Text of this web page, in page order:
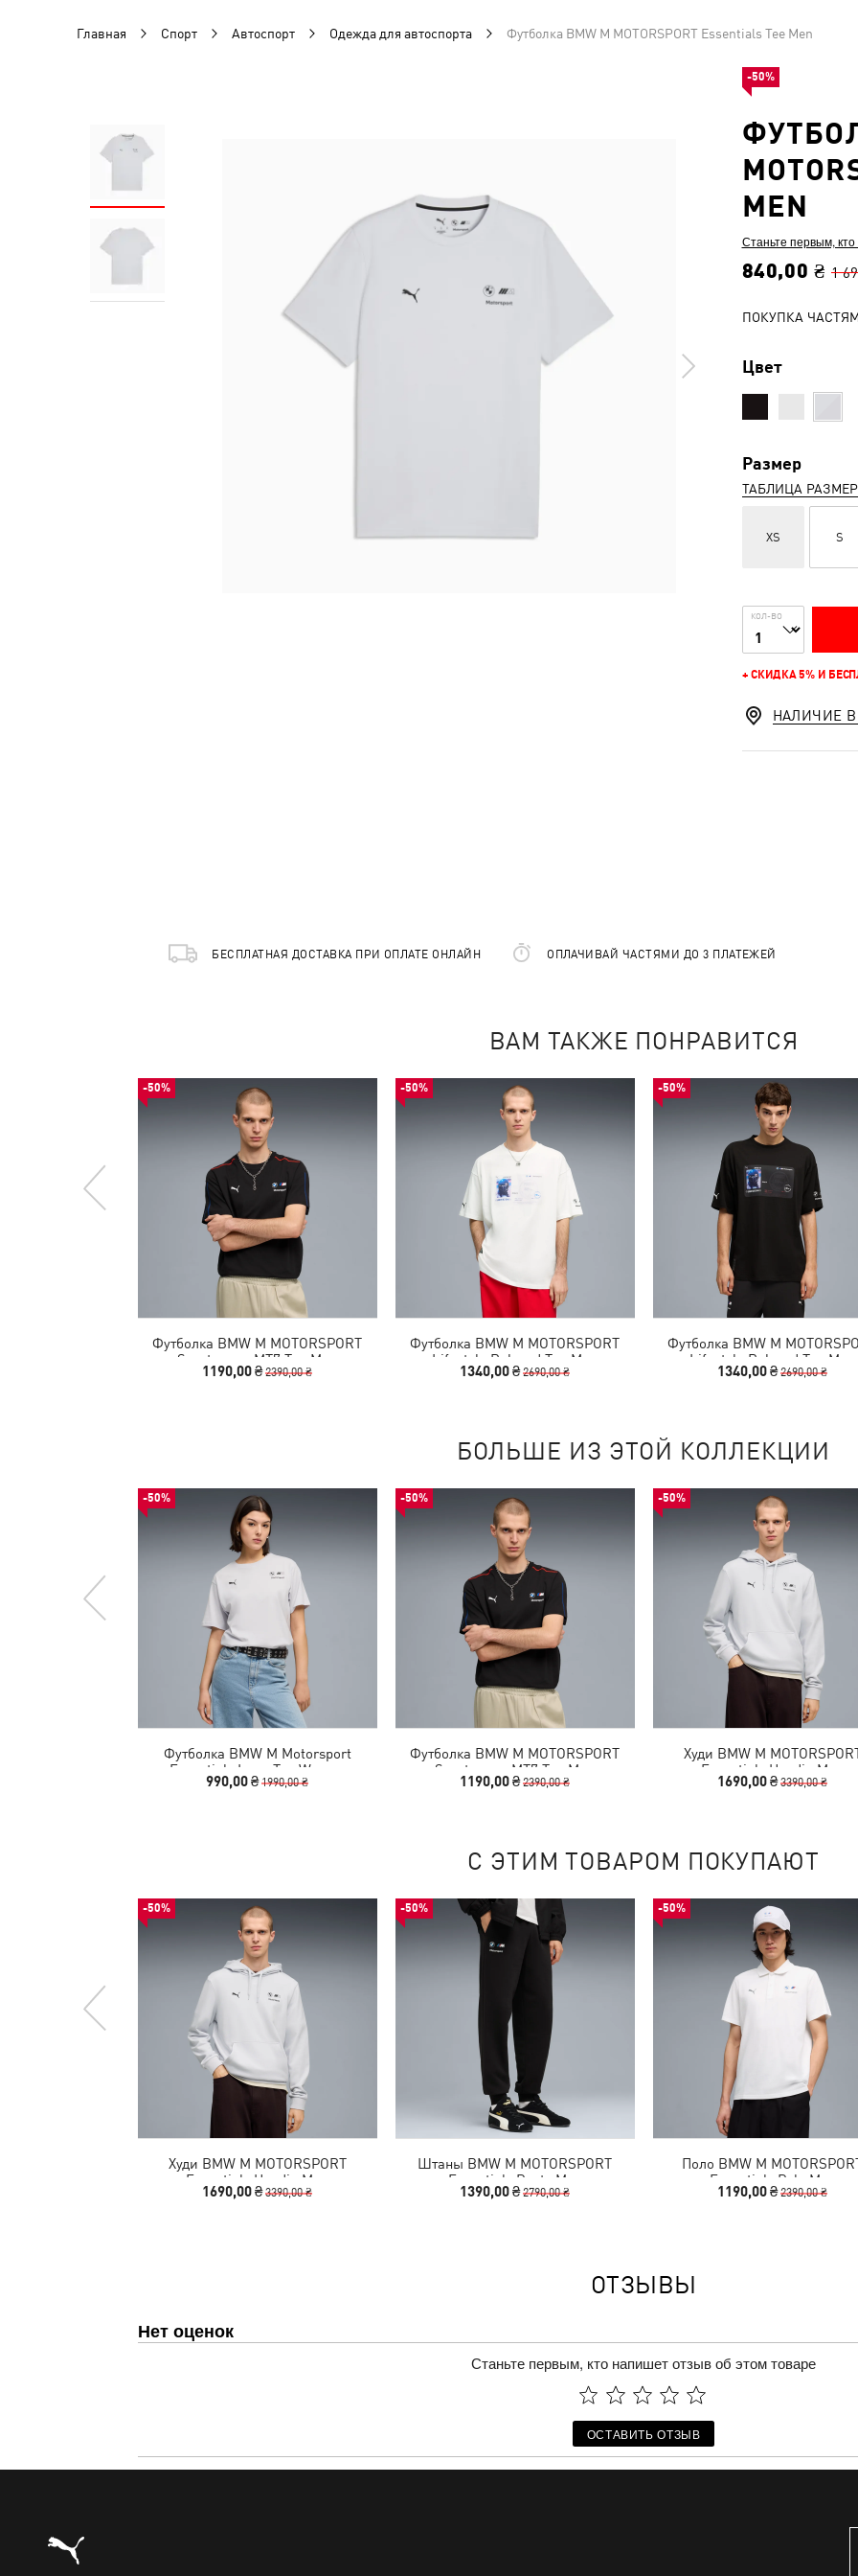
Главная Спорт Автоспорт Одежда для автоспорта Футболка BMW M MOTORSPORT Essentials Tee Men
MEN
Станьте первым,
840,00 ₴ 1
ПОКУПКА
Цвет
Размер
ТАБЛИЦА
XS S
КОЛ-ВО
+ СКИДКА 5% И
-50%
НАЛИЧИЕ
БЕСПЛАТНАЯ ДОСТАВКА ПРИ ОПЛАТЕ ОНЛАЙН ОПЛАЧИВАЙ ЧАСТЯМИ ДО 3 ПЛАТЕЖЕЙ
ВАМ ТАКЖЕ ПОНРАВИТСЯ
-50%
Футболка BMW M MOTORSPORT
Sportswear MT7 Tee Men
1190,00 ₴2390,00 ₴
-50%
Футболка BMW M MOTORSPORT
Lifestyle Relaxed Tee Men
1340,00 ₴2690,00 ₴
-50%
Футболка BMW M
Lifestyle Relaxed Tee Men
1340,00 ₴2690,00 ₴
БОЛЬШЕ ИЗ ЭТОЙ КОЛЛЕКЦИИ
-50%
Футболка BMW M Motorsport
Essentials Logo Tee Women
990,00 ₴1990,00 ₴
-50%
Футболка BMW M MOTORSPORT
Sportswear MT7 Tee Men
1190,00 ₴2390,00 ₴
-50%
Худи BMW M
Essentials Hoodie Men
1690,00 ₴3390,00 ₴
С ЭТИМ ТОВАРОМ ПОКУПАЮТ
-50%
Худи BMW M MOTORSPORT
Essentials Hoodie Men
1690,00 ₴3390,00 ₴
-50%
Штаны BMW M MOTORSPORT
Essentials Pants Men
1390,00 ₴2790,00 ₴
-50%
Поло BMW M
Essentials Polo Men
1190,00 ₴2390,00 ₴
ОТЗЫВЫ
Нет оценок
Станьте первым, кто напишет отзыв об этом товаре
ОСТАВИТЬ ОТЗЫВ